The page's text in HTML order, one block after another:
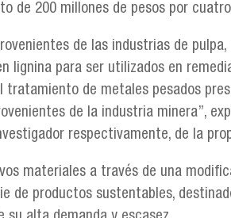
de 200 millones de pesos por
de las industrias de pulpa,
lignina para ser utilizados en
de metales pesados
de la industria minera”,
respectivamente, de la
materiales a través de una
de productos sustentables,